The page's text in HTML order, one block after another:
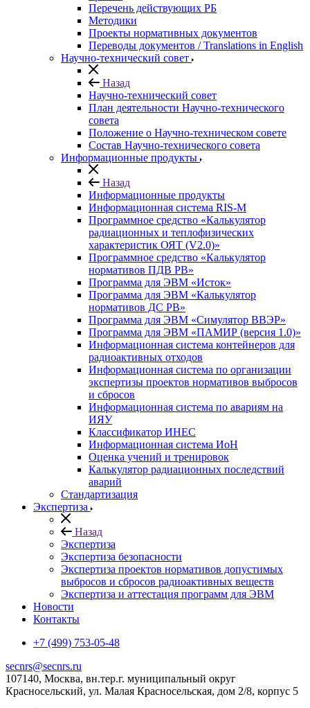
Перечень действующих РБ
Методики
Проекты нормативных документов
Переводы документов / Translations in English
Научно-технический совет
Назад
Научно-технический совет
План деятельности Научно-технического
совета
Положение о Научно-техническом совете
Состав Научно-технического совета
Информационные продукты
Назад
Информационные продукты
Информационная система RIS-M
Программное средство «Калькулятор
радиационных и теплофизических
характеристик ОЯТ (V2.0)»
Программное средство «Калькулятор
нормативов ПДВ РВ»
Программа для ЭВМ «Исток»
Программа для ЭВМ «Калькулятор
нормативов ДС РВ»
Программа для ЭВМ «Симулятор ВВЭР»
Программа для ЭВМ «ПАМИР (версия 1.0)»
Информационная система контейнеров для
радиоактивных отходов
Информационная система по организации
экспертизы проектов нормативов выбросов
и сбросов
Информационная система по авариям на
ИЯУ
Классификатор ИНЕС
Информационная система ИоН
Оценка учений и тренировок
Калькулятор радиационных последствий
аварий
Стандартизация
Экспертиза
Назад
Экспертиза
Экспертиза безопасности
Экспертиза проектов нормативов допустимых
выбросов и сбросов радиоактивных веществ
Экспертиза и аттестация программ для ЭВМ
Новости
Контакты
+7 (499) 753-05-48
secnrs@secnrs.ru
107140, Москва, вн.тер.г. муниципальный округ
Красносельский, ул. Малая Красносельская, дом 2/8, корпус 5